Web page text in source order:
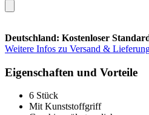
Deutschland: Kostenloser
Weitere Infos zu Versand &
Eigenschaften und Vorteile
6 Stück
Mit Kunststoffgriff